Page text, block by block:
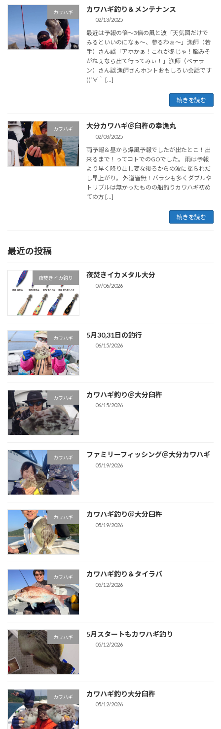
カワハギ カワハギ釣り＆メンテナンス
02/13/2025
最近は予報の倍～3倍の風と波「天気図だけで
みるといいのになぁ～、参るわぁ～」漁師（若
手）さん談「アホかぁ！これが冬じゃ！脳みそ
がねぇなら出て行ってみぃ！」漁師（ベテラ
ン）さん談 漁師さんホントおもしろい会話です
((´∀｀ […]
続きを読む
カワハギ 大分カワハギ＠臼杵の幸漁丸
02/03/2025
雨予報＆昼から爆風予報でしたが出たとこ！出
来るまで！ってコトでのGOでした。 雨は予報
より早く降り出し変な後ろからの波に揺られだ
し早上がり。 外道皆無！バラシも多くダブルや
トリプルは無かったものの船釣りカワハギ初め
ての方 […]
続きを読む
最近の投稿
夜焚きイカ釣り 夜焚きイカメタル大分
07/06/2026
カワハギ 5月30,31日の釣行
06/15/2026
カワハギ カワハギ釣り＠大分臼杵
06/15/2026
カワハギ ファミリーフィッシング＠大分カワハギ
05/19/2026
カワハギ カワハギ釣り＠大分臼杵
05/19/2026
カワハギ カワハギ釣り＆タイラバ
05/12/2026
カワハギ 5月スタートもカワハギ釣り
05/12/2026
カワハギ カワハギ釣り大分臼杵
05/12/2026